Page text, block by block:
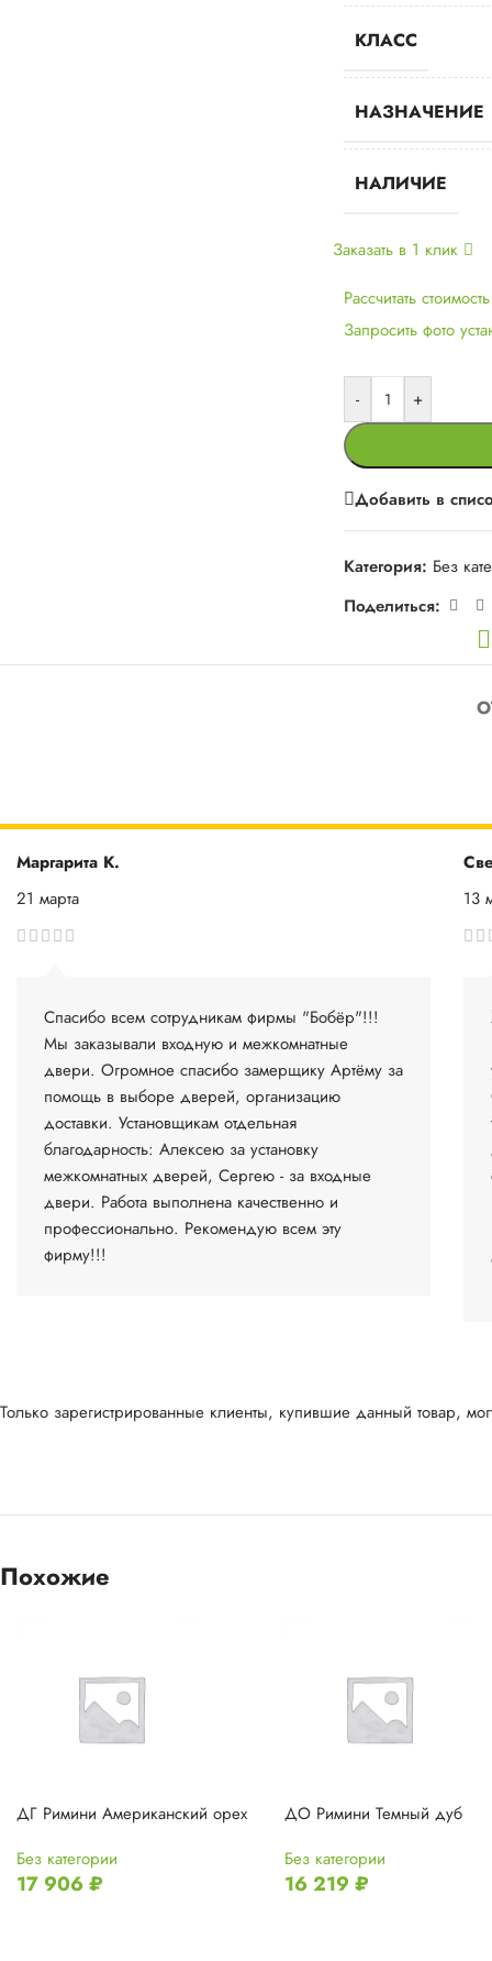
КЛАСС
НАЗНАЧЕНИЕ
НАЛИЧИЕ
Заказать в 1 клик
Рассчитать
Запросить фото
- +
Добавить в
Категория: Без
Поделиться:
Маргарита К.
21 марта
Спасибо всем сотрудникам фирмы "Бобёр"!!!
Мы заказывали входную и межкомнатные
двери. Огромное спасибо замерщику Артёму за
помощь в выборе дверей, организацию
доставки. Установщикам отдельная
благодарность: Алексею за установку
межкомнатных дверей, Сергею - за входные
двери. Работа выполнена качественно и
профессионально. Рекомендую всем эту
фирму!!!
13
Только зарегистрированные клиенты, купившие данный товар,
Похожие
ДГ Римини Американский орех
Без категории
17 906 ₽
ДО Римини Темный дуб
Без категории
16 219₽